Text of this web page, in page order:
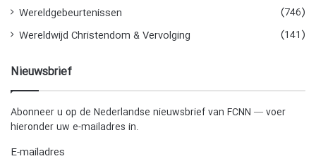
Wereldgebeurtenissen
(746)
Wereldwijd Christendom & Vervolging
(141)
Nieuwsbrief
Abonneer u op de Nederlandse nieuwsbrief van FCNN — voer
hieronder uw e-mailadres in.
E-mailadres